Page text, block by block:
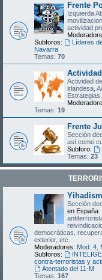
Frente
Izquierda
actividad
Subforos:
Líderes
Navarra
Temas: 70
Actividad
irlandesa,
Estrategias...
Temas: 19
Frente
Sección
así como
Subforo:
Temas: 23
Sección
en España:
democráticas,
exterior, etc.
Moderadores: Mod. 4
Subforos:
contra-terroristas y
Atentado del 11-M
Temas: 167